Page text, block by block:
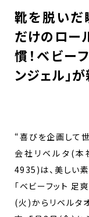
靴を脱いだ
だけのロー
慣！ベビー
ンジェル」
“喜びを企画して
会社リベルタ(本
4935)は、美しい素
「ベビーフット 足
(火)からリベルタ